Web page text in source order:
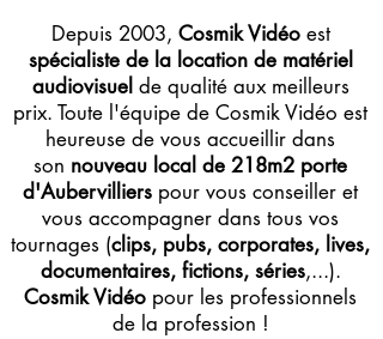
Depuis 2003, Cosmik Vidéoest
spécialiste de la location de matériel
audiovisuel de qualité aux meilleurs
prix. Toute l'équipe de Cosmik Vidéo est
heureuse de vous accueillir dans
son nouveau local de 218m2 porte
d'Aubervilliers pour vous conseiller et
vous accompagner dans tous vos
tournages (clips, pubs, corporates, lives,
documentaires, fictions, séries,...).
Cosmik Vidéo pour les professionnels
de la profession !